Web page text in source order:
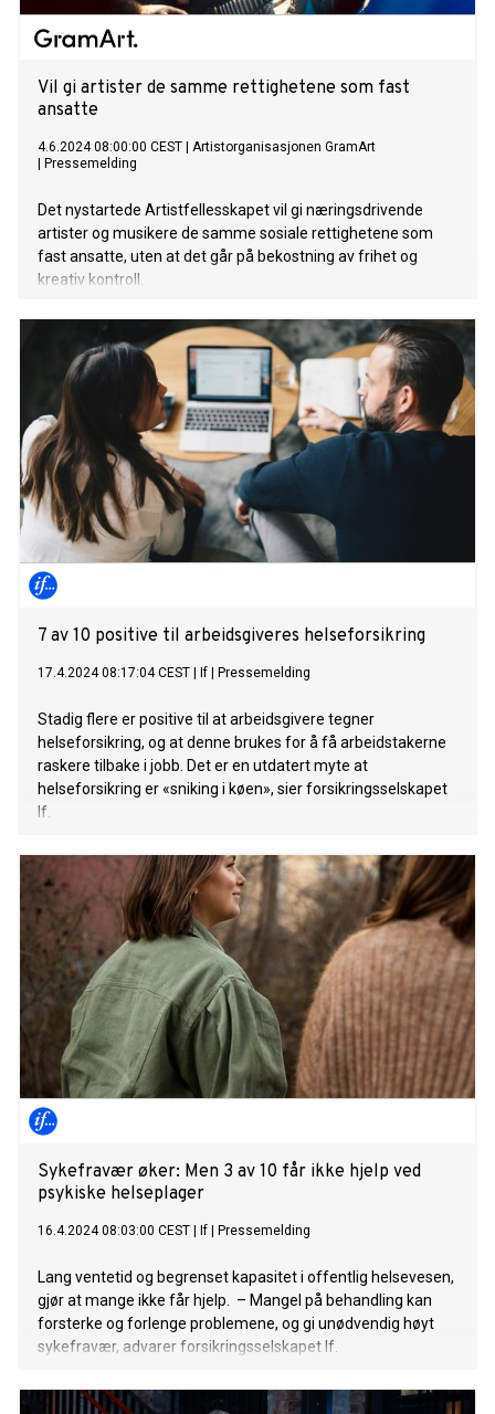
Kasakhstan, men vil også gi økonomiske fordeler til
Kasakhstan. Det forventes at den økono
Vil gi artister de samme rettighetene som fast
ansatte
4.6.2024 08:00:00 CEST
Artistorganisasjonen GramArt
Pressemelding
Det nystartede Artistfellesskapet vil gi næringsdrivende
artister og musikere de samme sosiale rettighetene som
fast ansatte, uten at det går på bekostning av frihet og
kreativ kontroll.
7 av 10 positive til arbeidsgiveres helseforsikring
17.4.2024 08:17:04 CEST If Pressemelding
Stadig flere er positive til at arbeidsgivere tegner
helseforsikring, og at denne brukes for å få arbeidstakerne
raskere tilbake i jobb. Det er en utdatert myte at
helseforsikring er «sniking i køen», sier forsikringsselskapet
If.
Sykefravær øker: Men 3 av 10 får ikke hjelp ved
psykiske helseplager
16.4.2024 08:03:00 CEST If Pressemelding
Lang ventetid og begrenset kapasitet i offentlig helsevesen,
gjør at mange ikke får hjelp. ­ – Mangel på behandling kan
forsterke og forlenge problemene, og gi unødvendig høyt
sykefravær, advarer forsikringsselskapet If.